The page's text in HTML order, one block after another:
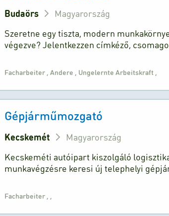
Budaörs
Magyarország
Szeretne egy tiszta, modern
végezve? Jelentkezzen címkéző,
Facharbeiter Andere Ungelernte Arbeitskraft
Gépjárműmozgató
Kecskemét
Magyarország
Kecskeméti autóipart kiszolgáló
munkavégzésre keresi új telephelyi
Facharbeiter